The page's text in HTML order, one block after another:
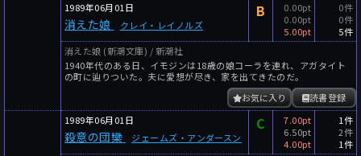
1989年06月01日
消えた娘 クレイ・レイノルズ
B
0.00pt
0.00pt
5.00pt
0件
0件
5件
消えた娘 (新潮文庫) / 新潮社
1940年代のある日、イモジンは18歳の娘コーラを連れ、アガタイト
の町に辿りついた。夫に愛想が尽き、家を出てきたのだ。
読書登録
お気に入り
1989年06月01日
殺意の団欒 ジェームズ・アンダースン
C
7.00pt
6.50pt
4.00pt
1件
2件
1件